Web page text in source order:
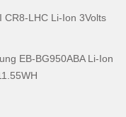
LHC Li-Ion 3Volts
EB-BG950ABA Li-Ion